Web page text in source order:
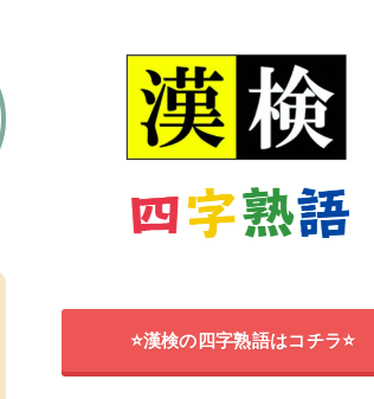
⭐漢検の四字熟語はコチラ⭐